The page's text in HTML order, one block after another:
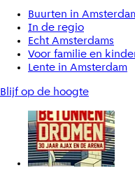
Buurten in
In de regio
Echt Amsterdams
Voor familie en
Lente in Amsterdam
Blijf op de hoogte